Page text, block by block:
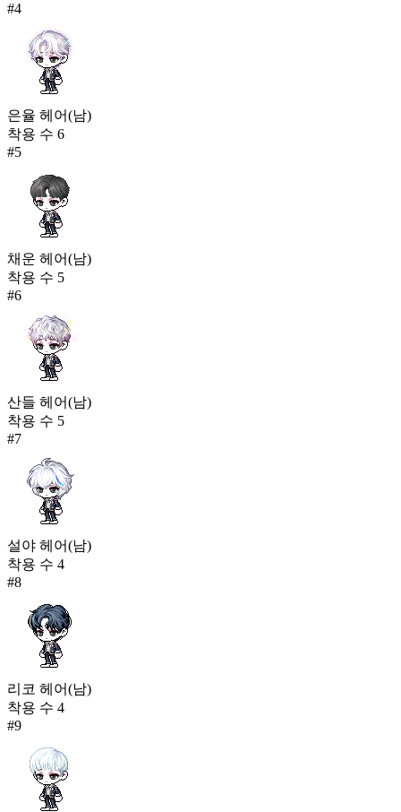
#4
은율 헤어(남)
착용 수 6
#5
채운 헤어(남)
착용 수 5
#6
산들 헤어(남)
착용 수 5
#7
설야 헤어(남)
착용 수 4
#8
리코 헤어(남)
착용 수 4
#9